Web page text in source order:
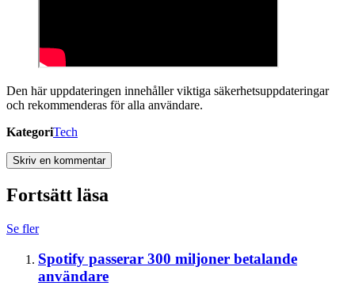
Den här uppdateringen innehåller viktiga säkerhetsuppdateringar
och rekommenderas för alla användare.
KategoriTech
Skriv en kommentar
Fortsätt läsa
Se fler
Spotify passerar 300 miljoner betalande
användare